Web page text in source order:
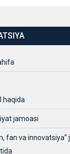
haqida
jamoasi
fan va innovatsiya”